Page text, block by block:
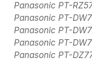
Panasonic PT-
Panasonic PT-
Panasonic PT-
Panasonic PT-
Panasonic PT-